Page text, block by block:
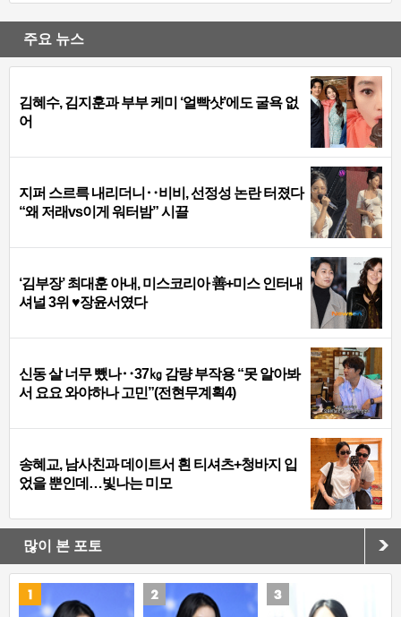
주요 뉴스
김혜수, 김지훈과 부부 케미 ‘얼빡샷’에도 굴욕 없
어
지퍼 스르륵 내리더니‥비비, 선정성 논란 터졌다
“왜 저래vs이게 워터밤” 시끌
‘김부장’ 최대훈 아내, 미스코리아 善+미스 인터내
셔널 3위 ♥장윤서였다
신동 살 너무 뺐나‥37㎏ 감량 부작용 “못 알아봐
서 요요 와야하나 고민”(전현무계획4)
송혜교, 남사친과 데이트서 흰 티셔츠+청바지 입
었을 뿐인데…빛나는 미모
많이 본 포토